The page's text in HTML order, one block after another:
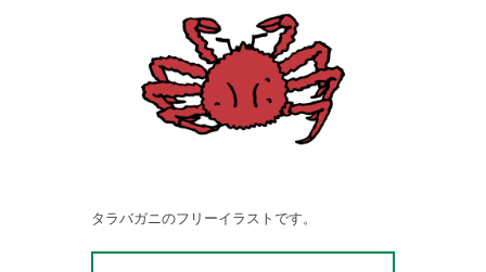
タラバガニのフリーイラストです。